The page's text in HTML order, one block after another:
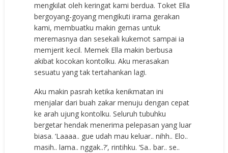
mengkilat oleh keringat kami berdua. Toket Ella
bergoyang-goyang mengikuti irama gerakan
kami, membuatku makin gemas untuk
meremasnya dan sesekali kukemot sampai ia
memjerit kecil. Memek Ella makin berbusa
akibat kocokan kontolku. Aku merasakan
sesuatu yang tak tertahankan lagi.
Aku makin pasrah ketika kenikmatan ini
menjalar dari buah zakar menuju dengan cepat
ke arah ujung kontolku. Seluruh tubuhku
bergetar hendak menerima pelepasan yang luar
biasa. ‘Laaaa.. gue udah mau keluar.. nihh.. Elo..
masih.. lama.. nggak..?’, rintihku. ‘Sa.. bar.. se..